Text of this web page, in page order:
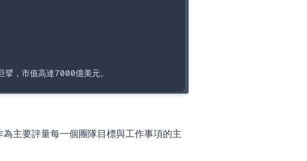
主要評量每一個團隊目標與工作事項的主